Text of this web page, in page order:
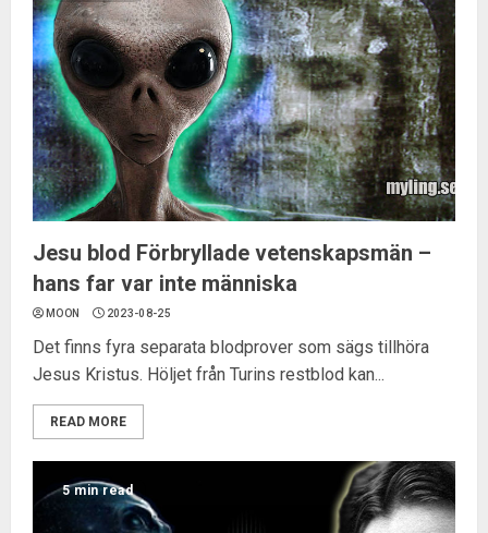
Jesu blod Förbryllade vetenskapsmän –
hans far var inte människa
MOON 2023-08-25
Det finns fyra separata blodprover som sägs tillhöra
Jesus Kristus. Höljet från Turins restblod kan...
READ MORE
5 min read